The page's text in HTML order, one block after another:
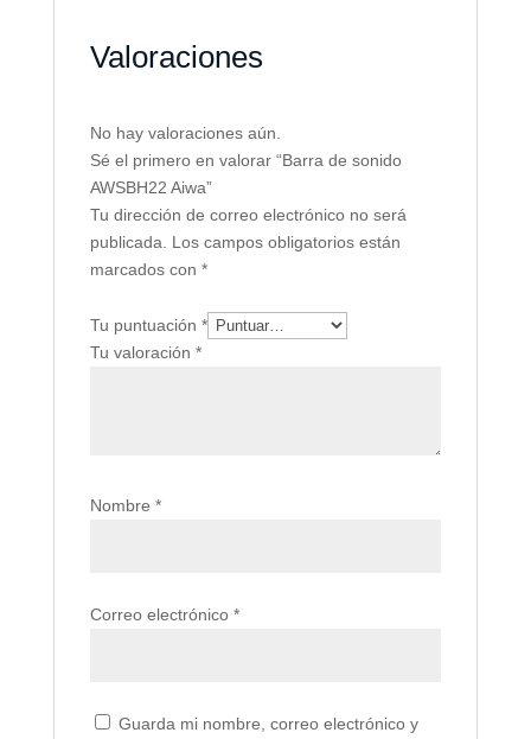
Valoraciones
No hay valoraciones aún.
Sé el primero en valorar “Barra de sonido
AWSBH22 Aiwa”
Tu dirección de correo electrónico no será
publicada. Los campos obligatorios están
marcados con *
Tu puntuación *
Tu valoración *
Nombre *
Correo electrónico *
Guarda mi nombre, correo electrónico y